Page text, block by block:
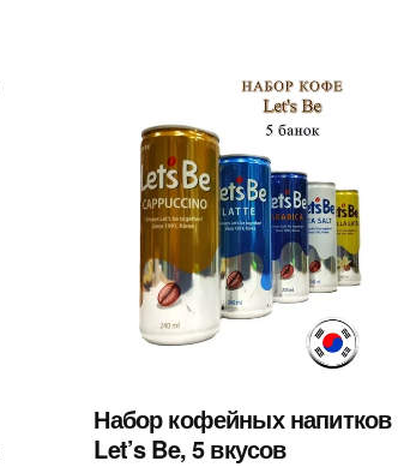
Набор кофейных напитков
Let’s Be, 5 вкусов